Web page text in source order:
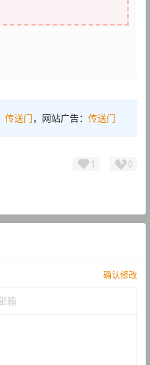
传送门，网站广告： 传送门
1 0
确认修改